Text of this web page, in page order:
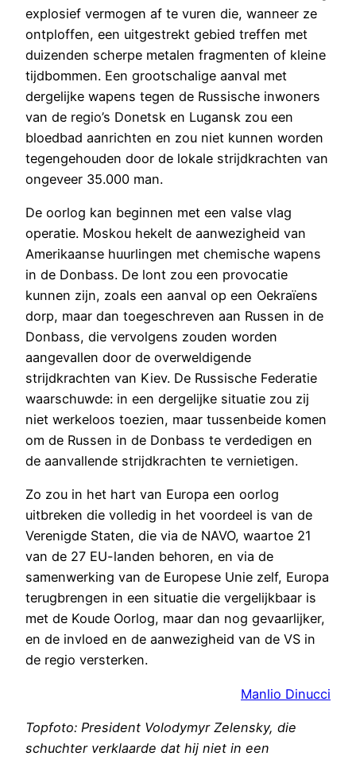
explosief vermogen af te vuren die, wanneer ze
ontploffen, een uitgestrekt gebied treffen met
duizenden scherpe metalen fragmenten of kleine
tijdbommen. Een grootschalige aanval met
dergelijke wapens tegen de Russische inwoners
van de regio’s Donetsk en Lugansk zou een
bloedbad aanrichten en zou niet kunnen worden
tegengehouden door de lokale strijdkrachten van
ongeveer 35.000 man.
De oorlog kan beginnen met een valse vlag
operatie. Moskou hekelt de aanwezigheid van
Amerikaanse huurlingen met chemische wapens
in de Donbass. De lont zou een provocatie
kunnen zijn, zoals een aanval op een Oekraïens
dorp, maar dan toegeschreven aan Russen in de
Donbass, die vervolgens zouden worden
aangevallen door de overweldigende
strijdkrachten van Kiev. De Russische Federatie
waarschuwde: in een dergelijke situatie zou zij
niet werkeloos toezien, maar tussenbeide komen
om de Russen in de Donbass te verdedigen en
de aanvallende strijdkrachten te vernietigen.
Zo zou in het hart van Europa een oorlog
uitbreken die volledig in het voordeel is van de
Verenigde Staten, die via de NAVO, waartoe 21
van de 27 EU-landen behoren, en via de
samenwerking van de Europese Unie zelf, Europa
terugbrengen in een situatie die vergelijkbaar is
met de Koude Oorlog, maar dan nog gevaarlijker,
en de invloed en de aanwezigheid van de VS in
de regio versterken.
Manlio Dinucci
Topfoto: President Volodymyr Zelensky, die
schuchter verklaarde dat hij niet in een